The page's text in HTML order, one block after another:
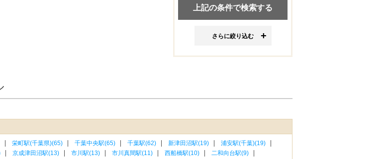
さらに絞り込む
栄町駅(千葉県)(65) 千葉中央駅(65) 千葉駅(62) 新津田沼駅(19)
浦安駅(千葉)(19)
京成津田沼駅(13) 市川駅(13) 市川真間駅(11) 西船橋駅(10)
二和向台駅(9)